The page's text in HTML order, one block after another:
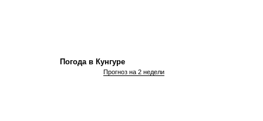
Погода в Кунгуре
Прогноз на 2 недели